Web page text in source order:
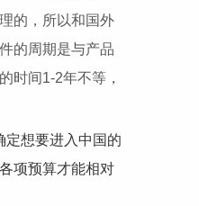
的，所以和国外
的周期是与产品
时间1-2年不等，
定想要进入中国的
项预算才能相对